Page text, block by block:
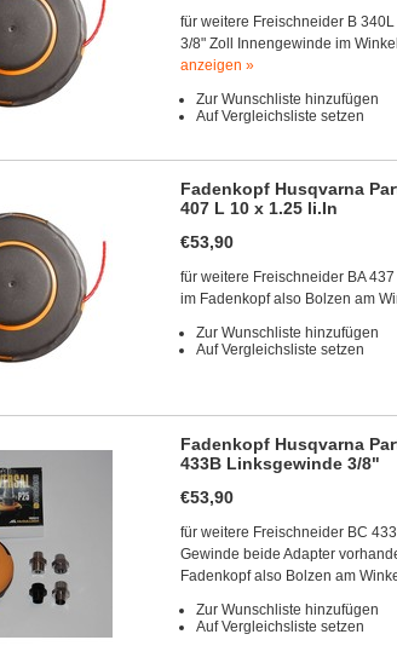
für weitere Freischneider B
3/8" Zoll Innengewinde im
anzeigen »
Zur Wunschliste hinzufügen
Auf Vergleichsliste setzen
Fadenkopf Husqvarna
407 L 10 x 1.25 li.In
€53,90
für weitere Freischneider BA
im Fadenkopf also Bolzen am
Zur Wunschliste hinzufügen
Auf Vergleichsliste setzen
Fadenkopf Husqvarna
433B Linksgewinde 3/8"
€53,90
für weitere Freischneider BC
Gewinde beide Adapter
Fadenkopf also Bolzen am
Zur Wunschliste hinzufügen
Auf Vergleichsliste setzen